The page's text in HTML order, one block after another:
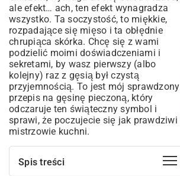
ale efekt… ach, ten efekt wynagradza
wszystko. Ta soczystość, to miękkie,
rozpadające się mięso i ta obłędnie
chrupiąca skórka. Chcę się z wami
podzielić moimi doświadczeniami i
sekretami, by wasz pierwszy (albo
kolejny) raz z gęsią był czystą
przyjemnością. To jest mój sprawdzony
przepis na gęsinę pieczoną, który
odczaruje ten świąteczny symbol i
sprawi, że poczujecie się jak prawdziwi
mistrzowie kuchni.
Spis treści